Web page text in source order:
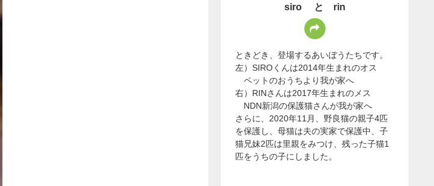
siro と rin
ときどき、登場するあいぼうたちです。
左）SIROくんは2014年生まれのオス
ペットのおうちより我が家へ
右）RINさんは2017年生まれのメス
NDN新潟の保護猫さんが我が家へ
さらに、2020年11月、野良猫の親子4匹
を保護し、母猫は夫の実家で保護中、子
猫兄妹2匹は里親をみつけ、残った子猫1
匹をうちの子にしました。